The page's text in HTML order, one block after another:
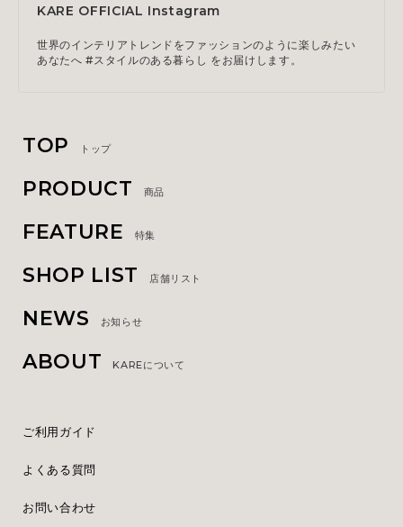
KARE OFFICIAL Instagram
世界のインテリアトレンドをファッションのように楽しみたい
あなたへ #スタイルのある暮らし をお届けします。
TOP トップ
PRODUCT 商品
FEATURE 特集
SHOP LIST 店舗リスト
NEWS お知らせ
ABOUT KAREについて
ご利用ガイド
よくある質問
お問い合わせ